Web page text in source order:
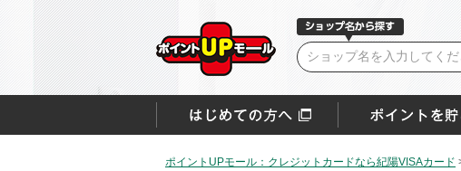
ポイントUPモール：クレジットカードなら紀陽VISAカード